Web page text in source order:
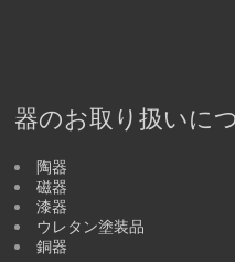
器のお取り扱いに
陶器
磁器
漆器
ウレタン塗装品
銅器